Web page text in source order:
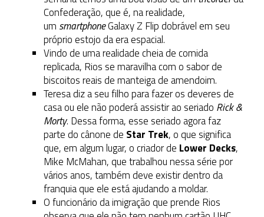
Confederação, que é, na realidade,
um smartphoneGalaxy Z Flip dobrável em seu
próprio estojo da era espacial.
Vindo de uma realidade cheia de comida
replicada, Rios se maravilha com o sabor de
biscoitos reais de manteiga de amendoim.
Teresa diz a seu filho para fazer os deveres de
casa ou ele não poderá assistir ao seriado Rick &
Morty. Dessa forma, esse seriado agora faz
parte do cânone de Star Trek, o que significa
que, em algum lugar, o criador de Lower Decks,
Mike McMahan, que trabalhou nessa série por
vários anos, também deve existir dentro da
franquia que ele está ajudando a moldar.
O funcionário da imigração que prende Rios